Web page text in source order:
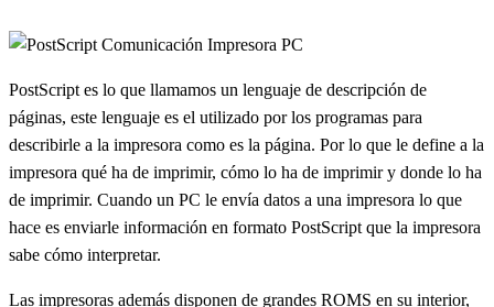
PostScript es lo que llamamos un lenguaje de descripción de
páginas, este lenguaje es el utilizado por los programas para
describirle a la impresora como es la página. Por lo que le define a la
impresora qué ha de imprimir, cómo lo ha de imprimir y donde lo ha
de imprimir. Cuando un PC le envía datos a una impresora lo que
hace es enviarle información en formato PostScript que la impresora
sabe cómo interpretar.
Las impresoras además disponen de grandes ROMS en su interior,